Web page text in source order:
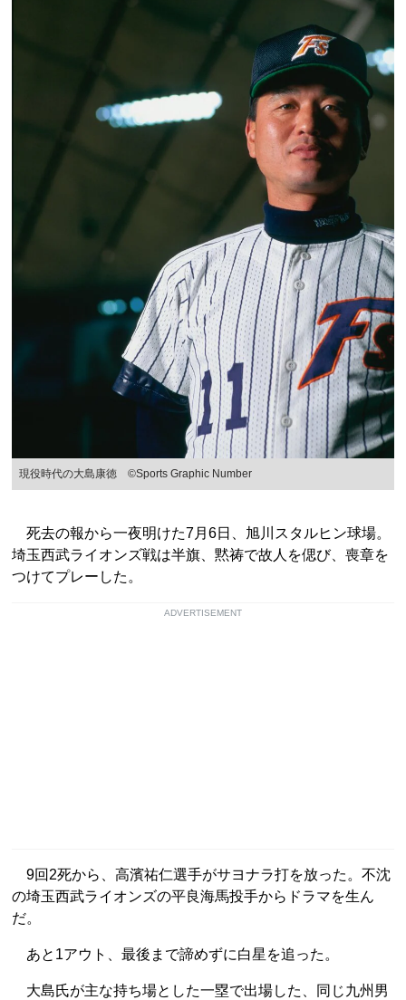
現役時代の大島康徳 ©︎Sports Graphic Number
死去の報から一夜明けた7月6日、旭川スタルヒン球場。
埼玉西武ライオンズ戦は半旗、黙祷で故人を偲び、喪章を
つけてプレーした。
ADVERTISEMENT
9回2死から、高濱祐仁選手がサヨナラ打を放った。不沈
の埼玉西武ライオンズの平良海馬投手からドラマを生ん
だ。
あと1アウト、最後まで諦めずに白星を追った。
大島氏が主な持ち場とした一塁で出場した、同じ九州男